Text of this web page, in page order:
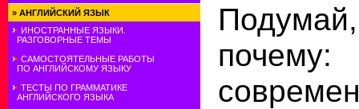
» АНГЛИЙСКИЙ ЯЗЫК
ИНОСТРАННЫЕ ЯЗЫКИ.
РАЗГОВОРНЫЕ ТЕМЫ
САМОСТОЯТЕЛЬНЫЕ РАБОТЫ
ПО АНГЛИЙСКОМУ ЯЗЫКУ
ТЕСТЫ ПО ГРАММАТИКЕ
АНГЛИЙСКОГО ЯЗЫКА